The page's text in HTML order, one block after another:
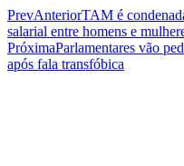
PrevAnteriorTAM é
salarial entre homens e
PróximaParlamentares vão
após fala transfóbica